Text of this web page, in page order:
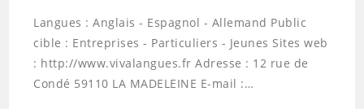
Langues : Anglais - Espagnol - Allemand Public
cible : Entreprises - Particuliers - Jeunes Sites web
: http://www.vivalangues.fr Adresse : 12 rue de
Condé 59110 LA MADELEINE E-mail :…